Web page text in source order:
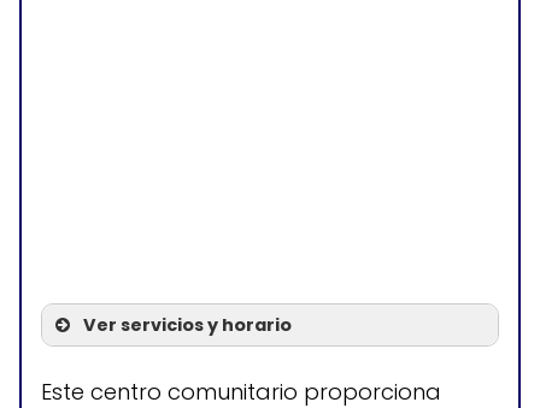
Ver servicios y horario
Servicios
Este centro comunitario proporciona